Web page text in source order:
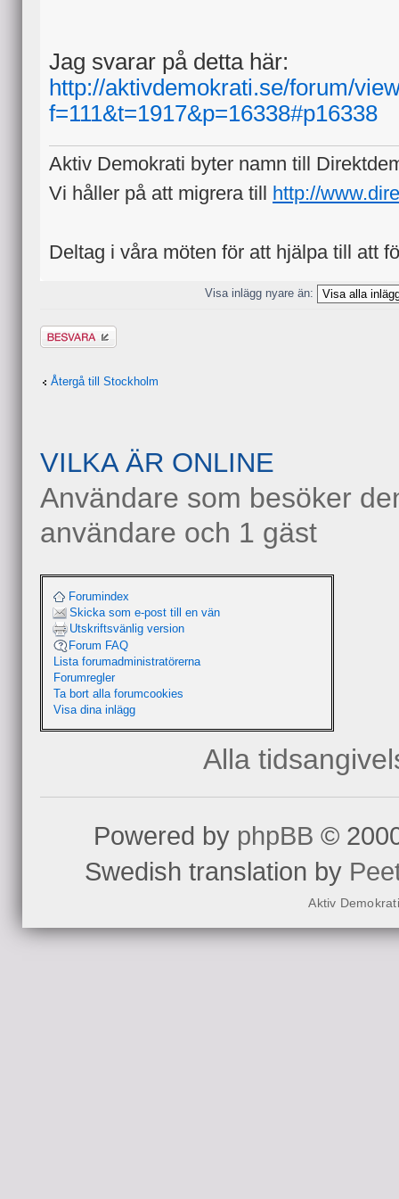
Jag svarar på detta här:
http://aktivdemokrati.se/forum/
f=111&t=1917&p=16338#p16338
Aktiv Demokrati byter namn till
Vi håller på att migrera till http://
Deltag i våra möten för att hjälpa till att
Visa inlägg nyare än:
Besvara
Återgå till Stockholm
VILKA ÄR ONLINE
Användare som besöker
användare och 1 gäst
Forumindex
Skicka som e-post till en vän
Utskriftsvänlig version
Forum FAQ
Lista forumadministratörerna
Forumregler
Ta bort alla forumcookies
Visa dina inlägg
Alla
Powered by phpBB ©
Swedish translation by
Aktiv Demokrati